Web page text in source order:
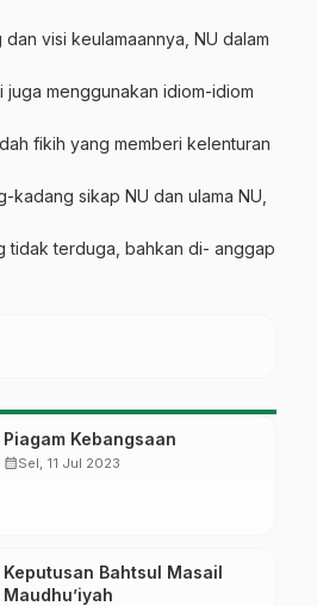
visi keulamaannya, NU dalam
juga menggunakan idiom-idiom
fikih yang memberi kelenturan
kadang sikap NU dan ulama NU,
tidak terduga, bahkan di- anggap
Piagam Kebangsaan
calendar_monthSel, 11 Jul 2023
Keputusan Bahtsul Masail
Maudhu’iyah